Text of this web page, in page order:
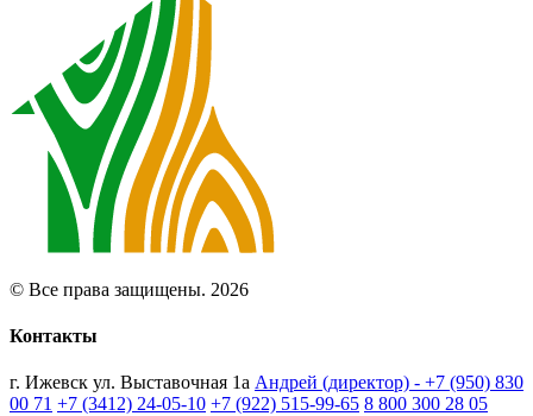
© Все права защищены. 2026
Контакты
г. Ижевск ул. Выставочная 1а Андрей (директор) - +7 (950) 830
00 71 +7 (3412) 24-05-10 +7 (922) 515-99-65 8 800 300 28 05